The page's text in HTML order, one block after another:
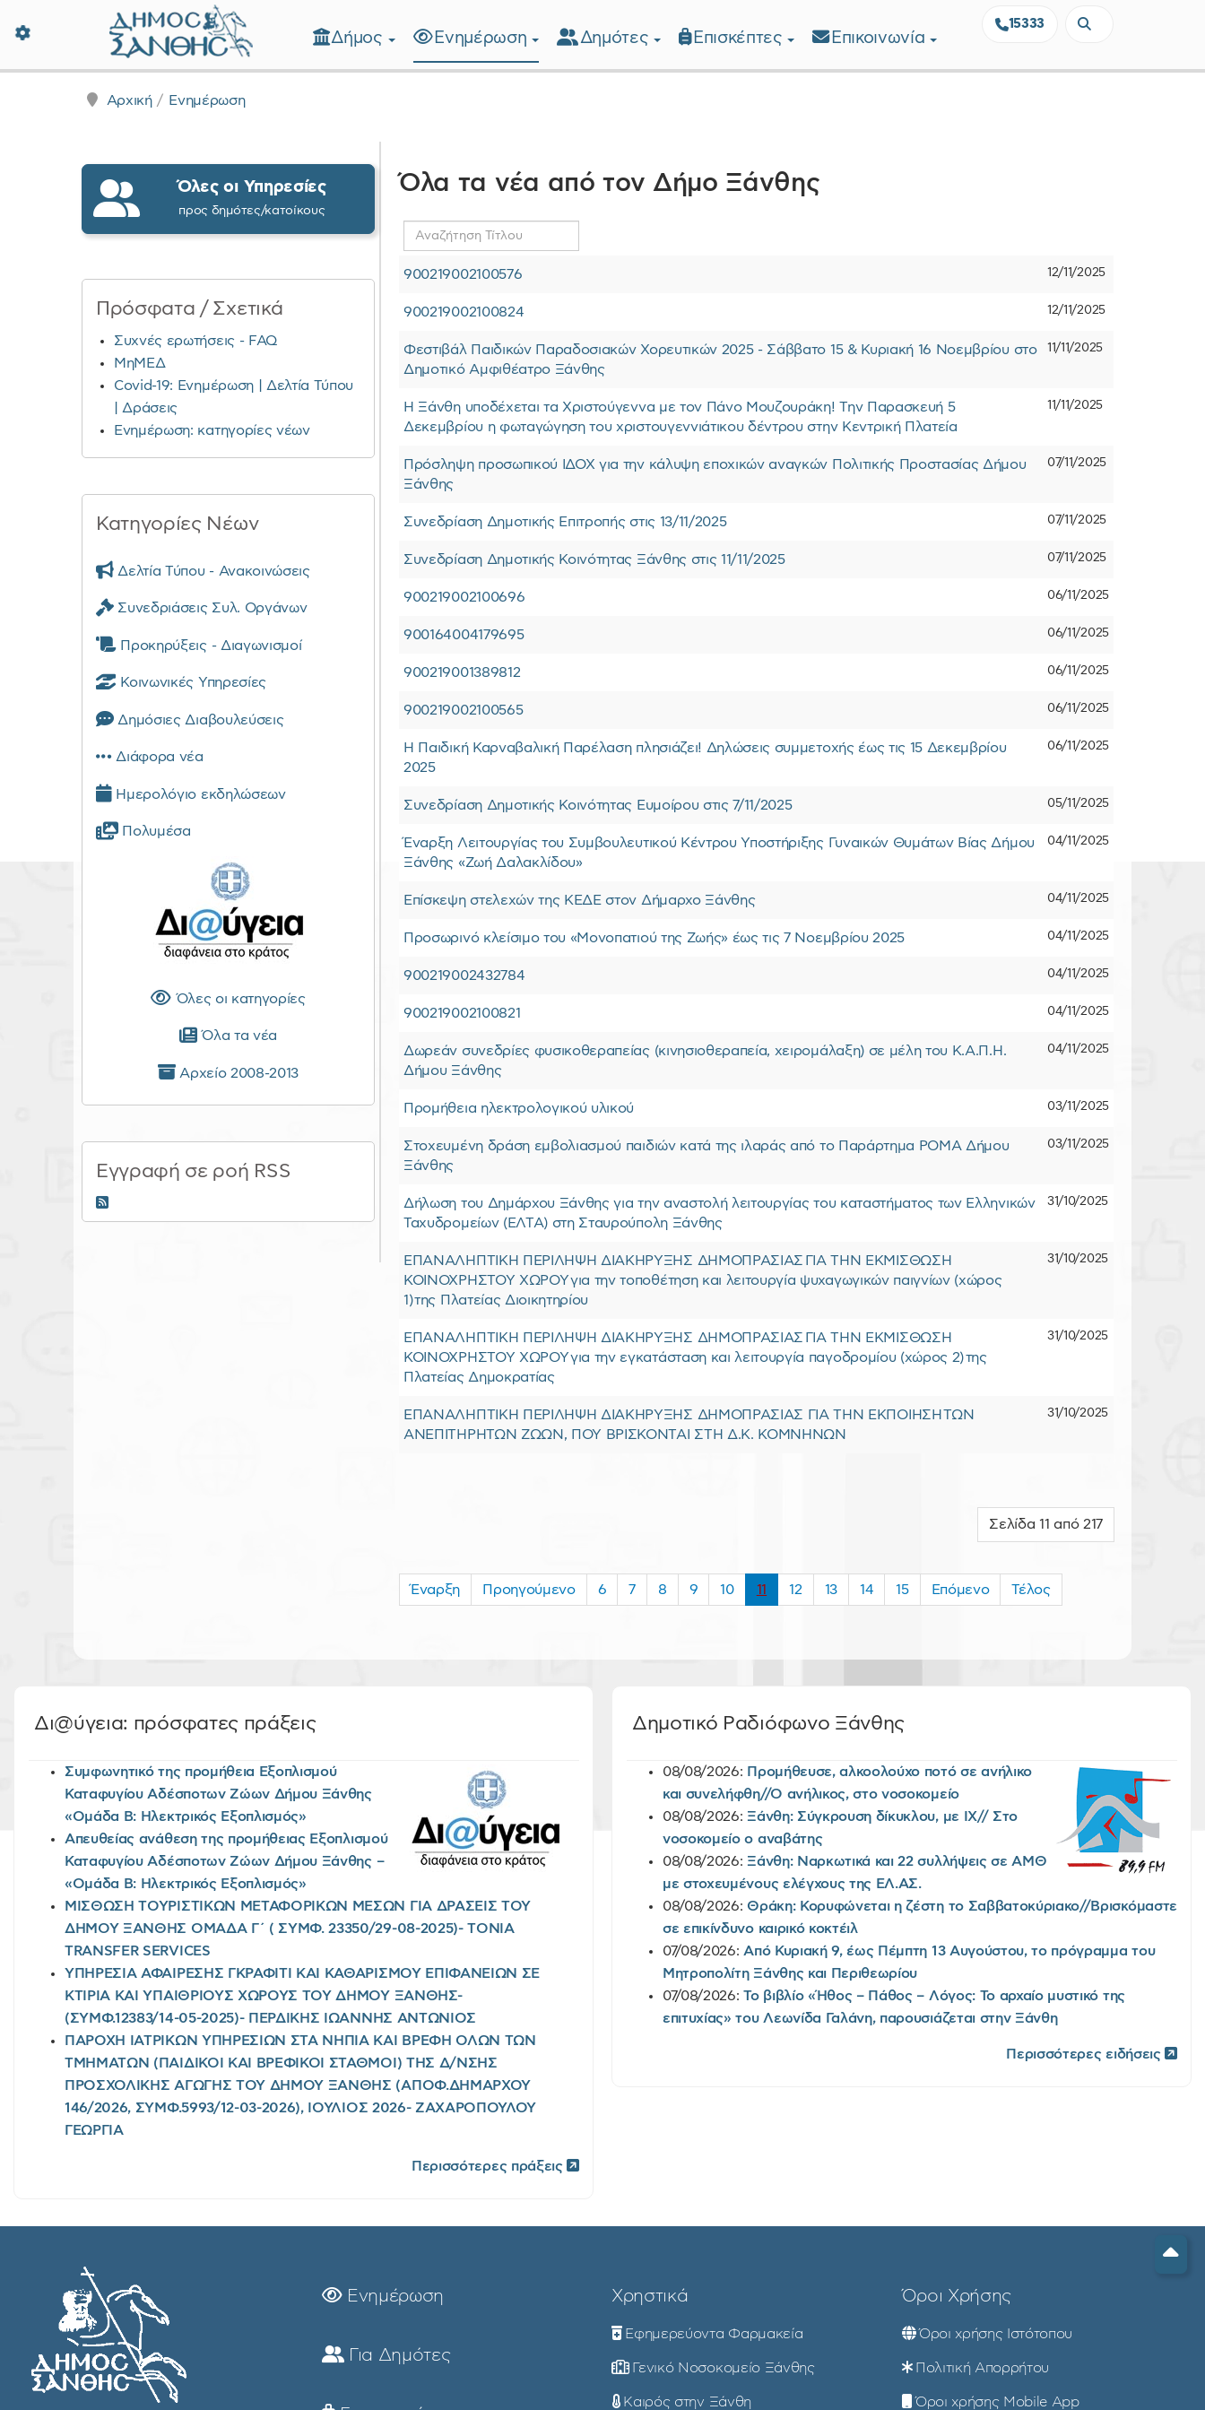
Δήμος Ξάνθης - Επίσημη Ιστοσελίδα
15333
Δήμος Ενημέρωση Δημότες Επισκέπτες Επικοινωνία
Αρχική Ενημέρωση
Όλα τα νέα από τον Δήμο Ξάνθης
Αναζήτηση
Τίτλου
900219002100576
12/11/2025
900219002100824 12/11/2025
Φεστιβάλ Παιδικών Παραδοσιακών Χορευτικών 2025 - Σάββατο 15 & Κυριακή 16 Νοεμβρίου στο
Δημοτικό Αμφιθέατρο Ξάνθης
11/11/2025
Η Ξάνθη υποδέχεται τα Χριστούγεννα με τον Πάνο Μουζουράκη! Την Παρασκευή 5
Δεκεμβρίου η φωταγώγηση του χριστουγεννιάτικου δέντρου στην Κεντρική Πλατεία
11/11/2025
Πρόσληψη προσωπικού ΙΔΟΧ για την κάλυψη εποχικών αναγκών Πολιτικής Προστασίας Δήμου
Ξάνθης
07/11/2025
Συνεδρίαση Δημοτικής Επιτροπής στις 13/11/2025 07/11/2025
Συνεδρίαση Δημοτικής Κοινότητας Ξάνθης στις 11/11/2025 07/11/2025
900219002100696 06/11/2025
900164004179695 06/11/2025
900219001389812 06/11/2025
900219002100565 06/11/2025
Η Παιδική Καρναβαλική Παρέλαση πλησιάζει! Δηλώσεις συμμετοχής έως τις 15 Δεκεμβρίου
2025
06/11/2025
Συνεδρίαση Δημοτικής Κοινότητας Ευμοίρου στις 7/11/2025 05/11/2025
Έναρξη Λειτουργίας του Συμβουλευτικού Κέντρου Υποστήριξης Γυναικών Θυμάτων Βίας Δήμου
Ξάνθης «Ζωή Δαλακλίδου»
04/11/2025
Επίσκεψη στελεχών της ΚΕΔΕ στον Δήμαρχο Ξάνθης 04/11/2025
Προσωρινό κλείσιμο του «Μονοπατιού της Ζωής» έως τις 7 Νοεμβρίου 2025 04/11/2025
900219002432784 04/11/2025
900219002100821 04/11/2025
Δωρεάν συνεδρίες φυσικοθεραπείας (κινησιοθεραπεία, χειρομάλαξη) σε μέλη του Κ.Α.Π.Η.
Δήμου Ξάνθης
04/11/2025
Προμήθεια ηλεκτρολογικού υλικού 03/11/2025
Στοχευμένη δράση εμβολιασμού παιδιών κατά της ιλαράς από το Παράρτημα ΡΟΜΑ Δήμου
Ξάνθης
03/11/2025
Δήλωση του Δημάρχου Ξάνθης για την αναστολή λειτουργίας του καταστήματος των Ελληνικών
Ταχυδρομείων (ΕΛΤΑ) στη Σταυρούπολη Ξάνθης
31/10/2025
ΕΠΑΝΑΛΗΠΤΙΚΗ ΠΕΡΙΛΗΨΗ ΔΙΑΚΗΡΥΞΗΣ ΔΗΜΟΠΡΑΣΙΑΣ ΓΙΑ ΤΗΝ ΕΚΜΙΣΘΩΣΗ
ΚΟΙΝΟΧΡΗΣΤΟΥ ΧΩΡΟΥ για την τοποθέτηση και λειτουργία ψυχαγωγικών παιγνίων (χώρος
1) της Πλατείας Διοικητηρίου
31/10/2025
ΕΠΑΝΑΛΗΠΤΙΚΗ ΠΕΡΙΛΗΨΗ ΔΙΑΚΗΡΥΞΗΣ ΔΗΜΟΠΡΑΣΙΑΣ ΓΙΑ ΤΗΝ ΕΚΜΙΣΘΩΣΗ
ΚΟΙΝΟΧΡΗΣΤΟΥ ΧΩΡΟΥ για την εγκατάσταση και λειτουργία παγοδρομίου (χώρος 2) της
Πλατείας Δημοκρατίας
31/10/2025
ΕΠΑΝΑΛΗΠΤΙΚΗ ΠΕΡΙΛΗΨΗ ΔΙΑΚΗΡΥΞΗΣ ΔΗΜΟΠΡΑΣΙΑΣ ΓΙΑ ΤΗΝ ΕΚΠΟΙΗΣΗ ΤΩΝ
ΑΝΕΠΙΤΗΡΗΤΩΝ ΖΩΩΝ, ΠΟΥ ΒΡΙΣΚΟΝΤΑΙ ΣΤΗ Δ.Κ. ΚΟΜΝΗΝΩΝ
31/10/2025
Σελίδα 11 από 217
Έναρξη Προηγούμενο 6 7 8 9 10 11 12 13 14 15 Επόμενο Τέλος
Όλες οι Υπηρεσίες
προς δημότες/κατοίκους
Πρόσφατα / Σχετικά
Συχνές ερωτήσεις - FAQ
ΜηΜΕΔ
Covid-19: Ενημέρωση | Δελτία Τύπου
| Δράσεις
Ενημέρωση: κατηγορίες νέων
Κατηγορίες Νέων
Δελτία Τύπου - Ανακοινώσεις
Συνεδριάσεις Συλ. Οργάνων
Προκηρύξεις - Διαγωνισμοί
Κοινωνικές Υπηρεσίες
Δημόσιες Διαβουλεύσεις
Διάφορα νέα
Ημερολόγιο εκδηλώσεων
Πολυμέσα
Όλες οι κατηγορίες
Όλα τα νέα
Αρχείο 2008-2013
Εγγραφή σε ροή RSS
RSS 2.0
Δι@ύγεια: πρόσφατες πράξεις
Συμφωνητικό της προμήθεια Εξοπλισμού
Καταφυγίου Αδέσποτων Ζώων Δήμου Ξάνθης
«Ομάδα Β: Ηλεκτρικός Εξοπλισμός»
Απευθείας ανάθεση της προμήθειας Εξοπλισμού
Καταφυγίου Αδέσποτων Ζώων Δήμου Ξάνθης –
«Ομάδα Β: Ηλεκτρικός Εξοπλισμός»
ΜΙΣΘΩΣΗ ΤΟΥΡΙΣΤΙΚΩΝ ΜΕΤΑΦΟΡΙΚΩΝ ΜΕΣΩΝ ΓΙΑ ΔΡΑΣΕΙΣ ΤΟΥ
ΔΗΜΟΥ ΞΑΝΘΗΣ ΟΜΑΔΑ Γ΄ ( ΣΥΜΦ. 23350/29-08-2025)- TONIA
TRANSFER SERVICES
ΥΠΗΡΕΣΙΑ ΑΦΑΙΡΕΣΗΣ ΓΚΡΑΦΙΤΙ ΚΑΙ ΚΑΘΑΡΙΣΜΟΥ ΕΠΙΦΑΝΕΙΩΝ ΣΕ
ΚΤΙΡΙΑ ΚΑΙ ΥΠΑΙΘΡΙΟΥΣ ΧΩΡΟΥΣ ΤΟΥ ΔΗΜΟΥ ΞΑΝΘΗΣ-
(ΣΥΜΦ.12383/14-05-2025)- ΠΕΡΔΙΚΗΣ ΙΩΑΝΝΗΣ ΑΝΤΩΝΙΟΣ
ΠΑΡΟΧΗ ΙΑΤΡΙΚΩΝ ΥΠΗΡΕΣΙΩΝ ΣΤΑ ΝΗΠΙΑ ΚΑΙ ΒΡΕΦΗ ΟΛΩΝ ΤΩΝ
ΤΜΗΜΑΤΩΝ (ΠΑΙΔΙΚΟΙ ΚΑΙ ΒΡΕΦΙΚΟΙ ΣΤΑΘΜΟΙ) ΤΗΣ Δ/ΝΣΗΣ
ΠΡΟΣΧΟΛΙΚΗΣ ΑΓΩΓΗΣ ΤΟΥ ΔΗΜΟΥ ΞΑΝΘΗΣ (ΑΠΟΦ.ΔΗΜΑΡΧΟΥ
146/2026, ΣΥΜΦ.5993/12-03-2026), ΙΟΥΛΙΟΣ 2026- ΖΑΧΑΡΟΠΟΥΛΟΥ
ΓΕΩΡΓΙΑ
Περισσότερες πράξεις
Δημοτικό Ραδιόφωνο Ξάνθης
08/08/2026: Προμήθευσε, αλκοολούχο ποτό σε ανήλικο
και συνελήφθη//Ο ανήλικος, στο νοσοκομείο
08/08/2026: Ξάνθη: Σύγκρουση δίκυκλου, με ΙΧ// Στο
νοσοκομείο ο αναβάτης
08/08/2026: Ξάνθη: Ναρκωτικά και 22 συλλήψεις σε ΑΜΘ
με στοχευμένους ελέγχους της EΛ.AΣ.
08/08/2026: Θράκη: Κορυφώνεται η ζέστη το Σαββατοκύριακο//Βρισκόμαστε
σε επικίνδυνο καιρικό κοκτέιλ
07/08/2026: Από Κυριακή 9, έως Πέμπτη 13 Αυγούστου, το πρόγραμμα του
Μητροπολίτη Ξάνθης και Περιθεωρίου
07/08/2026:Το βιβλίο «Ήθος – Πάθος – Λόγος: Το αρχαίο μυστικό της
επιτυχίας» του Λεωνίδα Γαλάνη, παρουσιάζεται στην Ξάνθη
Περισσότερες ειδήσεις
Ενημέρωση
Για Δημότες
Χρηστικά
Εφημερεύοντα Φαρμακεία
Γενικό Νοσοκομείο Ξάνθης
Καιρός στην Ξάνθη
Όροι Χρήσης
Όροι χρήσης Ιστότοπου
Πολιτική Απορρήτου
Όροι χρήσης Mobile App